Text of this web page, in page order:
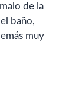
de la
baño,
muy